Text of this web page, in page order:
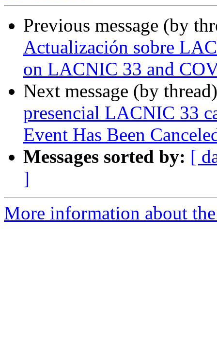
Previous message (by
Actualización sobre
on LACNIC 33 and
Next message (by
presencial LACNIC 33
Event Has Been
Messages sorted by: [
]
More information about